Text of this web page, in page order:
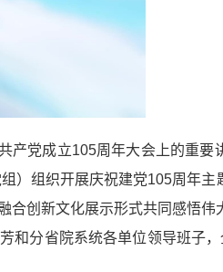
产党成立105周年大会上的重要
）组织开展庆祝建党105周年
创新文化展示形式共同感悟伟
分省院系统各单位领导班子，